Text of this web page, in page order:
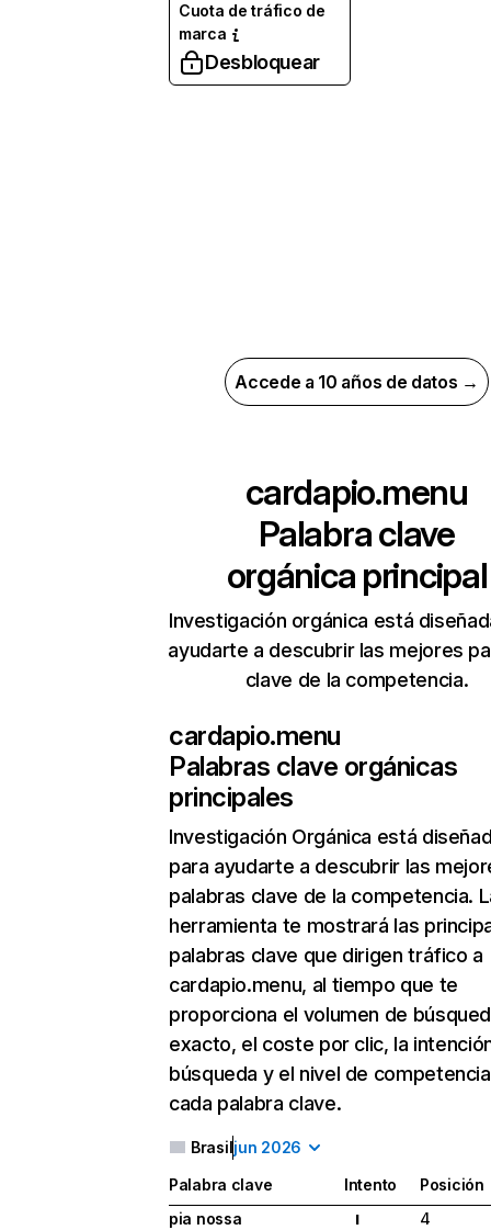
Cuota de tráfico de
marca
Desbloquear
Accede a 10 años de datos →
cardapio.menu
Palabra clave
orgánica principal
Investigación orgánica está
ayudarte a descubrir las mejores
clave de la competencia.
cardapio.menu
Palabras clave orgánicas
principales
Investigación Orgánica está
para ayudarte a descubrir las
palabras clave de la competencia.
herramienta te mostrará las
palabras clave que dirigen tráfico a
cardapio.menu, al tiempo que te
proporciona el volumen de
exacto, el coste por clic, la
búsqueda y el nivel de
cada palabra clave.
Brasiljun 2026
Palabra clave Intento
Posición
pia nossa
I
4